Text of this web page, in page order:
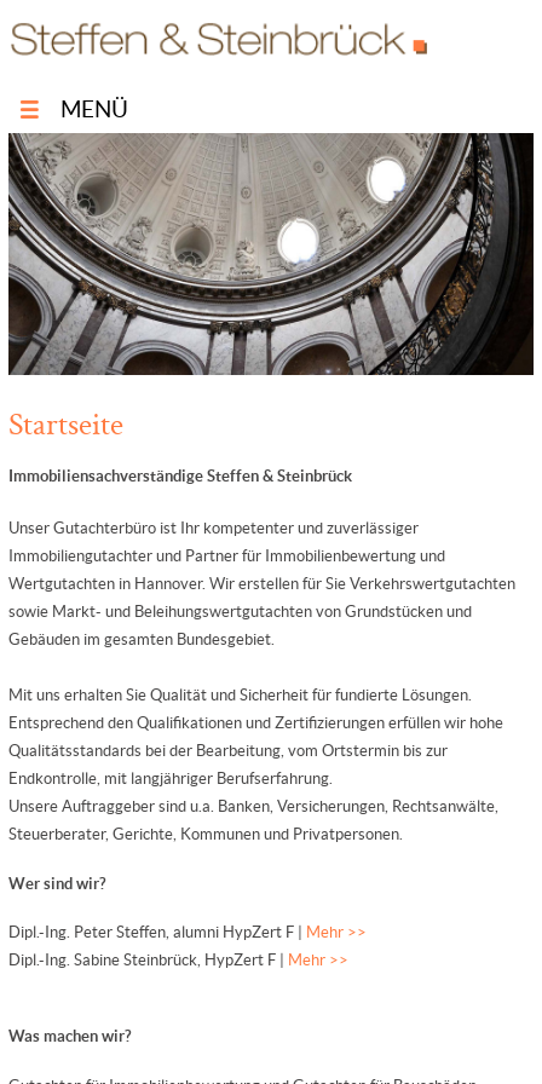
MENÜ
Startseite
Immobiliensachverständige Steffen & Steinbrück
Unser Gutachterbüro ist Ihr kompetenter und zuverlässiger
Immobiliengutachter und Partner für Immobilienbewertung und
Wertgutachten in Hannover. Wir erstellen für Sie Verkehrswertgutachten
sowie Markt- und Beleihungswertgutachten von Grundstücken und
Gebäuden im gesamten Bundesgebiet.
Mit uns erhalten Sie Qualität und Sicherheit für fundierte Lösungen.
Entsprechend den Qualifikationen und Zertifizierungen erfüllen wir hohe
Qualitätsstandards bei der Bearbeitung, vom Ortstermin bis zur
Endkontrolle, mit langjähriger Berufserfahrung.
Unsere Auftraggeber sind u.a. Banken, Versicherungen, Rechtsanwälte,
Steuerberater, Gerichte, Kommunen und Privatpersonen.
Wer sind wir?
Dipl.-Ing. Peter Steffen, alumni HypZert F |
Mehr >>
Dipl.-Ing. Sabine Steinbrück, HypZert F |
Mehr >>
Was machen wir?